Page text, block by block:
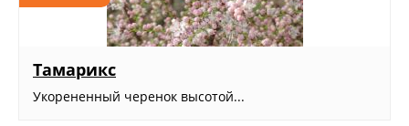
Тамарикс
Укорененный черенок высотой...